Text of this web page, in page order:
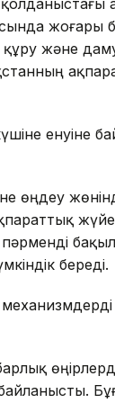
жоғары
және даму
енуіне
береді.